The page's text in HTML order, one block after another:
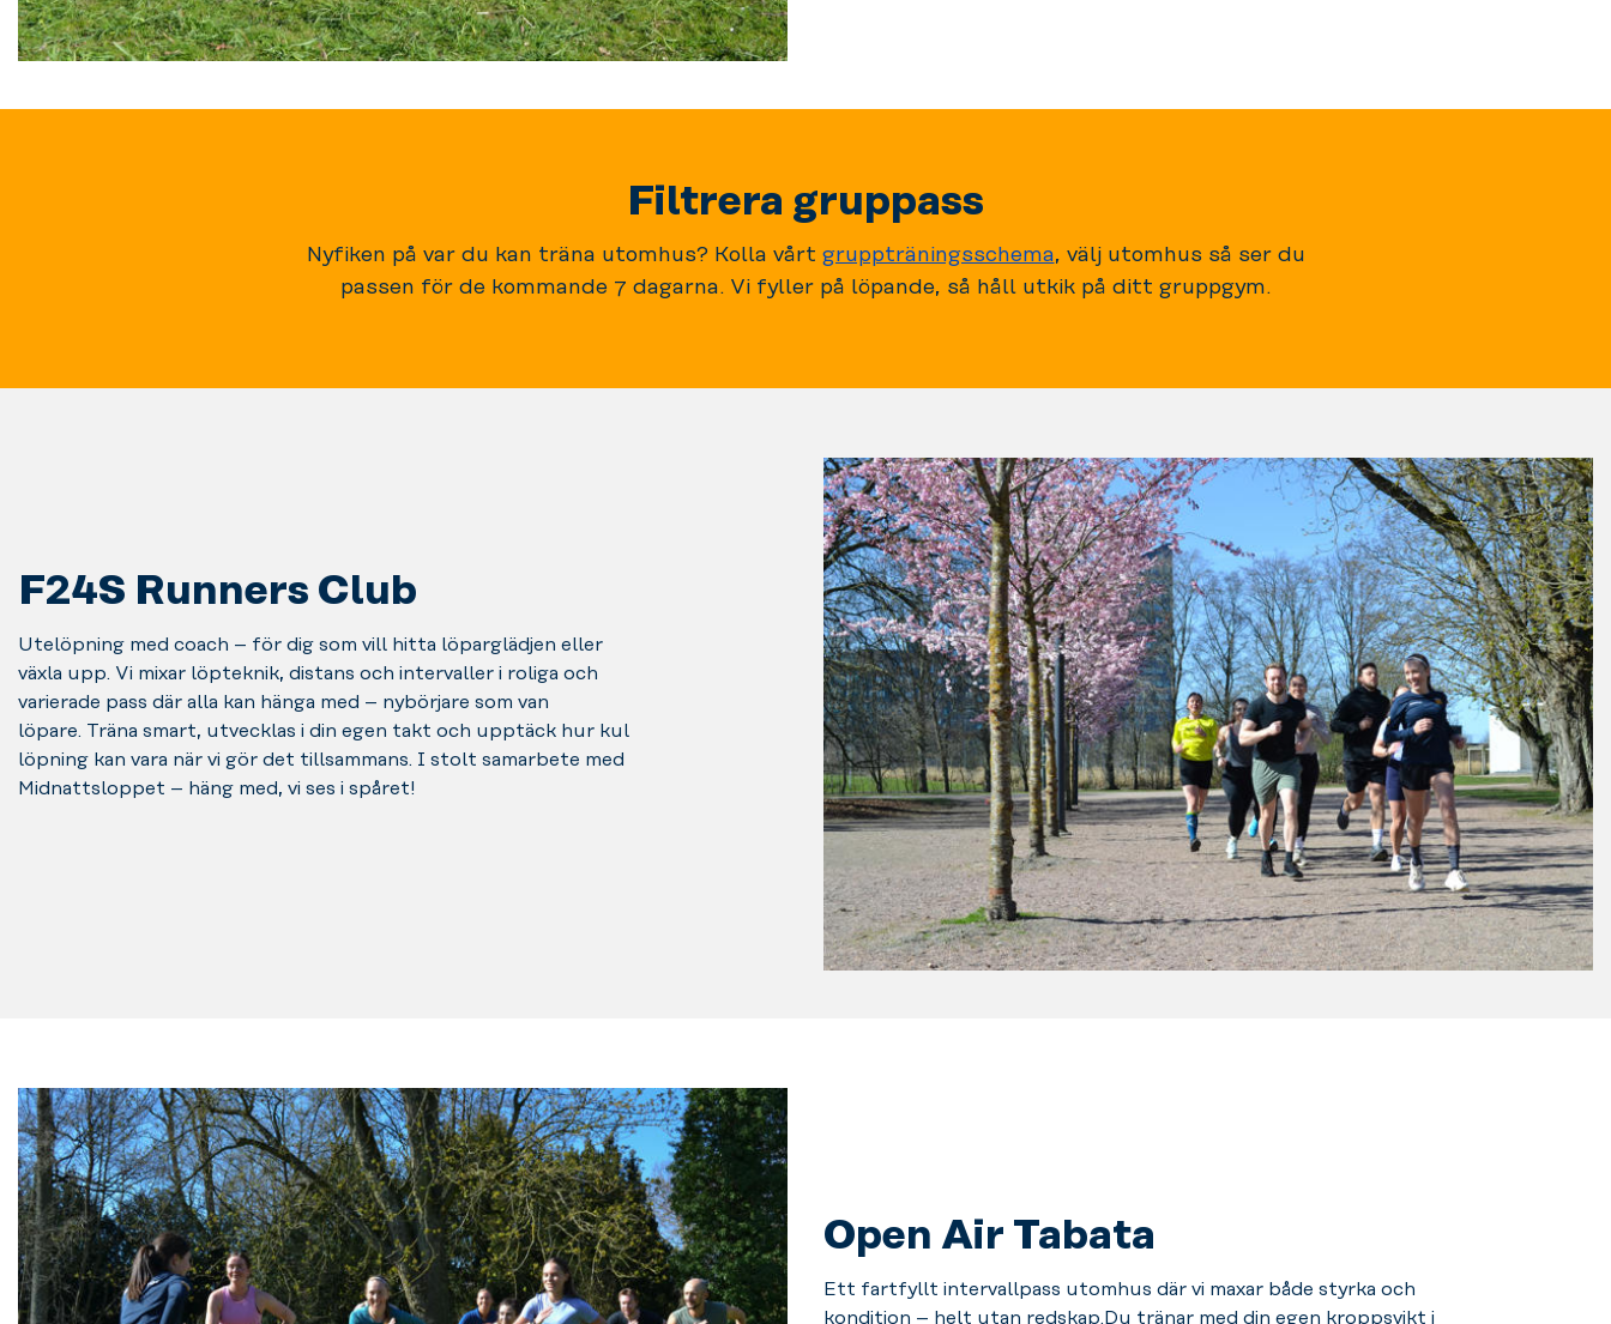
Filtrera gruppass
Nyfiken på var du kan träna utomhus? Kolla vårt gruppträningsschema, välj utomhus så ser du
passen för de kommande 7 dagarna. Vi fyller på löpande, så håll utkik på ditt gruppgym.
F24S Runners Club
Utelöpning med coach – för dig som vill hitta löparglädjen eller
växla upp. Vi mixar löpteknik, distans och intervaller i roliga och
varierade pass där alla kan hänga med – nybörjare som van
löpare. Träna smart, utvecklas i din egen takt och upptäck hur kul
löpning kan vara när vi gör det tillsammans. I stolt samarbete med
Midnattsloppet – häng med, vi ses i spåret!
Open Air Tabata
Ett fartfyllt intervallpass utomhus där vi maxar både styrka och
kondition – helt utan redskap.Du tränar med din egen kroppsvikt i